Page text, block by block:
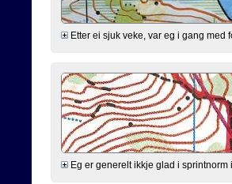
Etter ei sjuk veke, var eg i gang med
Eg er generelt ikkje glad i